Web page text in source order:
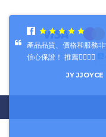
產品品質、價格和服務
信心保證！ 推薦👍🏻👍🏻
JY JJOYCE